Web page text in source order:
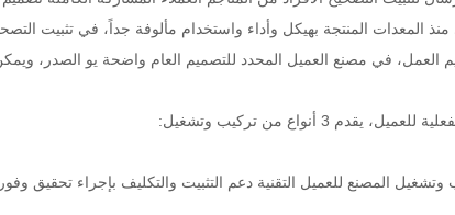
المعدات المنتجة بهيكل وأداء واستخدام مألوفة جداً، في تثبيت
العمل، في مصنع العميل المحدد للتصميم العام واضحة يو الصدر،
أنواع من تركيب وتشغيل:
المصنع للعميل التقنية دعم التثبيت والتكليف بإجراء تحقيق